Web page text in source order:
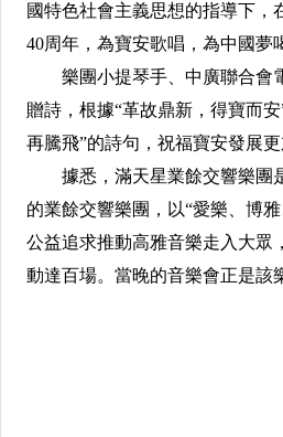
國特色社會主義思想的指導下
40周年，為寶安歌唱，為中國夢
樂團小提琴手、中廣聯合會電
贈詩，根據“革故鼎新，得寶而
再騰飛”的詩句，祝福寶安發展更
據悉，滿天星業餘交響樂團是
的業餘交響樂團，以“愛樂、博
公益追求推動高雅音樂走入大眾
動達百場。當晚的音樂會正是該